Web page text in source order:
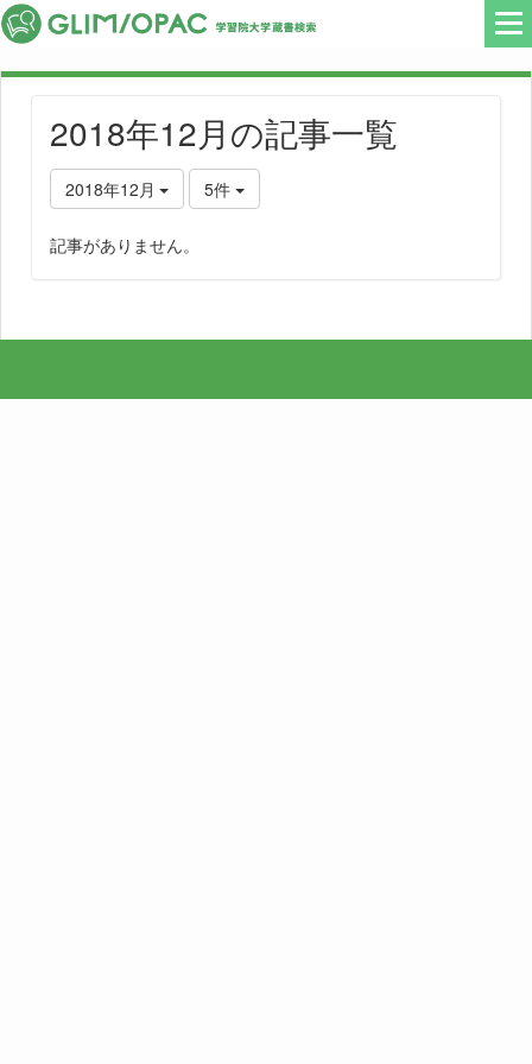
2018年12月の記事一覧
2018年12月 5件
記事がありません。